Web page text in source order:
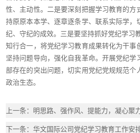
性、主动性。二是要深刻把握学习教育的方
持原原本本学、逐章逐条学、联系实际学，
纪、守纪的成效。三是要坚持抓好党纪学习
知行合一，将党纪学习教育成果转化为干事
坚持问题导向，强化自我革命。开展党纪学
部存在的突出问题，切实用党纪党规规范个
政治生态。